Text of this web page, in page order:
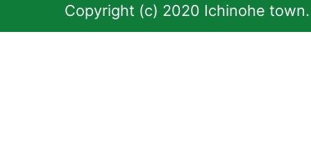
Copyright (c) 2020 Ichinohe